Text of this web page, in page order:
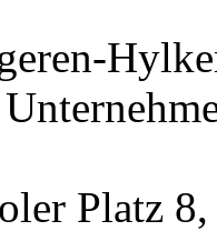
Platz